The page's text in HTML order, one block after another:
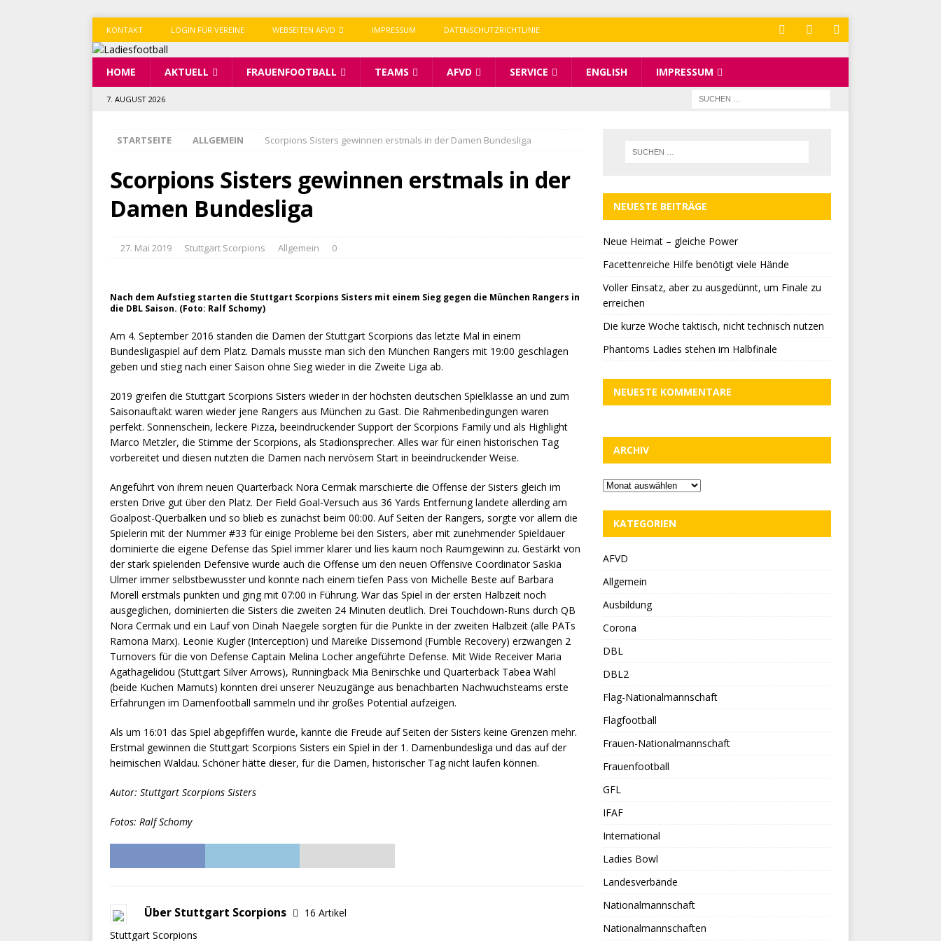
KONTAKT LOGIN FÜR VEREINE WEBSEITEN AFVD IMPRESSUM DATENSCHUTZRICHTLINIE
HOME AKTUELL FRAUENFOOTBALL TEAMS AFVD SERVICE ENGLISH IMPRESSUM
7. AUGUST 2026
STARTSEITE ALLGEMEIN Scorpions Sisters gewinnen erstmals in der Damen Bundesliga
Scorpions Sisters gewinnen erstmals in der
Damen Bundesliga
27. Mai 2019 Stuttgart Scorpions Allgemein 0
Nach dem Aufstieg starten die Stuttgart Scorpions Sisters mit einem Sieg gegen die München Rangers in
die DBL Saison. (Foto: Ralf Schomy)
Am 4. September 2016 standen die Damen der Stuttgart Scorpions das letzte Mal in einem
Bundesligaspiel auf dem Platz. Damals musste man sich den München Rangers mit 19:00 geschlagen
geben und stieg nach einer Saison ohne Sieg wieder in die Zweite Liga ab.
2019 greifen die Stuttgart Scorpions Sisters wieder in der höchsten deutschen Spielklasse an und zum
Saisonauftakt waren wieder jene Rangers aus München zu Gast. Die Rahmenbedingungen waren
perfekt. Sonnenschein, leckere Pizza, beeindruckender Support der Scorpions Family und als Highlight
Marco Metzler, die Stimme der Scorpions, als Stadionsprecher. Alles war für einen historischen Tag
vorbereitet und diesen nutzten die Damen nach nervösem Start in beeindruckender Weise.
Angeführt von ihrem neuen Quarterback Nora Cermak marschierte die Offense der Sisters gleich im
ersten Drive gut über den Platz. Der Field Goal-Versuch aus 36 Yards Entfernung landete allerding am
Goalpost-Querbalken und so blieb es zunächst beim 00:00. Auf Seiten der Rangers, sorgte vor allem die
Spielerin mit der Nummer #33 für einige Probleme bei den Sisters, aber mit zunehmender Spieldauer
dominierte die eigene Defense das Spiel immer klarer und lies kaum noch Raumgewinn zu. Gestärkt von
der stark spielenden Defensive wurde auch die Offense um den neuen Offensive Coordinator Saskia
Ulmer immer selbstbewusster und konnte nach einem tiefen Pass von Michelle Beste auf Barbara
Morell erstmals punkten und ging mit 07:00 in Führung. War das Spiel in der ersten Halbzeit noch
ausgeglichen, dominierten die Sisters die zweiten 24 Minuten deutlich. Drei Touchdown-Runs durch QB
Nora Cermak und ein Lauf von Dinah Naegele sorgten für die Punkte in der zweiten Halbzeit (alle PATs
Ramona Marx). Leonie Kugler (Interception) und Mareike Dissemond (Fumble Recovery) erzwangen 2
Turnovers für die von Defense Captain Melina Locher angeführte Defense. Mit Wide Receiver Maria
Agathagelidou (Stuttgart Silver Arrows), Runningback Mia Benirschke und Quarterback Tabea Wahl
(beide Kuchen Mamuts) konnten drei unserer Neuzugänge aus benachbarten Nachwuchsteams erste
Erfahrungen im Damenfootball sammeln und ihr großes Potential aufzeigen.
Als um 16:01 das Spiel abgepfiffen wurde, kannte die Freude auf Seiten der Sisters keine Grenzen mehr.
Erstmal gewinnen die Stuttgart Scorpions Sisters ein Spiel in der 1. Damenbundesliga und das auf der
heimischen Waldau. Schöner hätte dieser, für die Damen, historischer Tag nicht laufen können.
Autor: Stuttgart Scorpions Sisters
Fotos: Ralf Schomy
Über Stuttgart Scorpions
16 Artikel
Stuttgart Scorpions
NEUESTE BEITRÄGE
Neue Heimat – gleiche Power
Facettenreiche Hilfe benötigt viele Hände
Voller Einsatz, aber zu ausgedünnt, um Finale zu
erreichen
Die kurze Woche taktisch, nicht technisch nutzen
Phantoms Ladies stehen im Halbfinale
NEUESTE KOMMENTARE
ARCHIV
KATEGORIEN
AFVD
Allgemein
Ausbildung
Corona
DBL
DBL2
Flag-Nationalmannschaft
Flagfootball
Frauen-Nationalmannschaft
Frauenfootball
GFL
IFAF
International
Ladies Bowl
Landesverbände
Nationalmannschaft
Nationalmannschaften